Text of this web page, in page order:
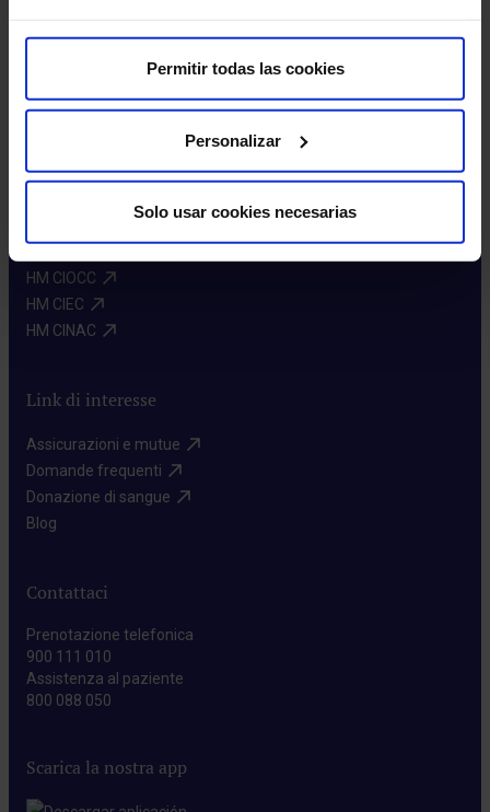
Permitir todas las cookies
Personalizar
Solo usar cookies necesarias
Sostenibilità​
Canale interno di informazione​
Fondazione HM Hospitales​
HM CIOCC​
HM CIEC​
HM CINAC​
Link di interesse
Assicurazioni e mutue​
Domande frequenti​
Donazione di sangue​
Blog​
Contattaci
Prenotazione telefonica
900 111 010
Assistenza al paziente
800 088 050
Scarica la nostra app